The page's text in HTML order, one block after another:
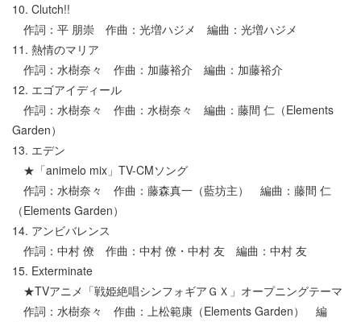
10. Clutch!!
作詞：平 朋崇 作曲：光増ハジメ 編曲：光増ハジメ
11. 熱情のマリア
作詞：水樹奈々 作曲：加藤裕介 編曲：加藤裕介
12. エゴアイディール
作詞：水樹奈々 作曲：水樹奈々 編曲：藤間 仁（Elements
Garden）
13. エデン
★「animelo mix」TV-CMソング
作詞：水樹奈々 作曲：藤森真一（藍坊主） 編曲：藤間 仁
（Elements Garden）
14. アンビバレンス
作詞：中村 僚 作曲：中村 僚・中村 友 編曲：中村 友
15. Exterminate
★TVアニメ「戦姫絶唱シンフォギアＧＸ」オープニングテーマ
作詞：水樹奈々 作曲：上松範康（Elements Garden） 編